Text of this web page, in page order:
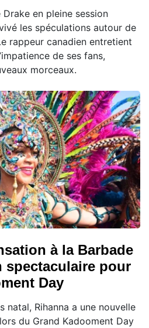
en pleine session
les spéculations autour de
rappeur canadien entretient
de ses fans,
morceaux.
à la Barbade
spectaculaire pour
Day
natal, Rihanna a une nouvelle
du Grand Kadooment Day